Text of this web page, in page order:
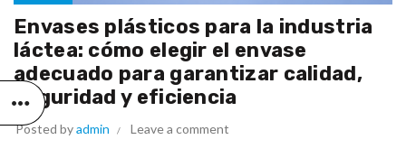
Envases plásticos para la industria
láctea: cómo elegir el envase
adecuado para garantizar calidad,
seguridad y eficiencia
Posted byadmin
Leave a comment